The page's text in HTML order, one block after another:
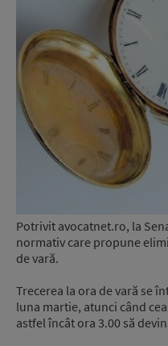
Potrivit avocatnet.ro, la
normativ care propune
de vară.
Trecerea la ora de vară se
luna martie, atunci când
astfel încât ora 3.00 să